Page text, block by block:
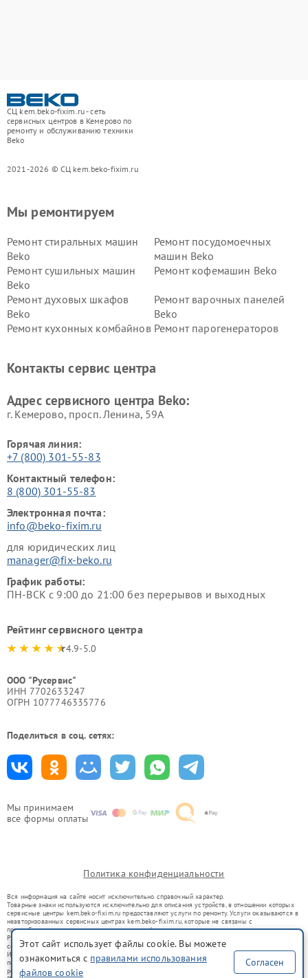
СЦ kem.beko-fixim.ru - сеть
сервисных центров в Кемерово по
ремонту и обслуживанию техники
Beko
2021-2026 © СЦ kem.beko-fixim.ru
Мы принимаем
все формы оплаты
Мы ремонтируем
Ремонт стиральных машин
Beko
Ремонт посудомоечных
машин Beko
Ремонт сушильных машин
Beko
Ремонт кофемашин Beko
Ремонт духовых шкафов
Beko
Ремонт варочных панелей
Beko
Ремонт кухонных комбайнов Ремонт парогенераторов
Ремонт холодильников Beko Ремонт морозильных камер
Контакты сервис центра
Адрес сервисного центра Beko:
г. Кемерово, просп. Ленина, 59А
Горячая линия:
+7 (800) 301-55-83
Контактный телефон:
8 (800) 301-55-83
Электронная почта:
info@beko-fixim.ru
для юридических лиц
manager@fix-beko.ru
График работы:
ПН-ВСК с 9:00 до 21:00 без перерывов и выходных
Рейтинг сервисного центра
4.9-5.0
ООО "Русервис"
ИНН 7702633247
ОГРН 1077746335776
Поделиться в соц. сетях:
Политика конфиденциальности
Вся информация на сайте носит исключительно справочный характер.
Товарные знаки используются исключительно для описания устройств, в отношении которых
сервисные центры kem.beko-fixim.ru предоставляют услуги по ремонту. Услуги оказываются в
неавторизованных сервисных центрах kem.beko-fixim.ru, которые не связаны с
правообладателями товарных знаков или их официальными представителями.
Ремонт осуществляется для устройств, уже введенных в гражданский оборот в соответствии
со статьей 1487 ГК РФ.
Использование товарных знаков не преследует цели индивидуализации услуг или введения
потребителей в заблуждение, а служит для информирования о предоставляемых услугах по
ремонту техники указанных брендов.
Этот сайт использует файлы cookie. Вы можете
ознакомиться с правилами использования
файлов cookie
Согласен